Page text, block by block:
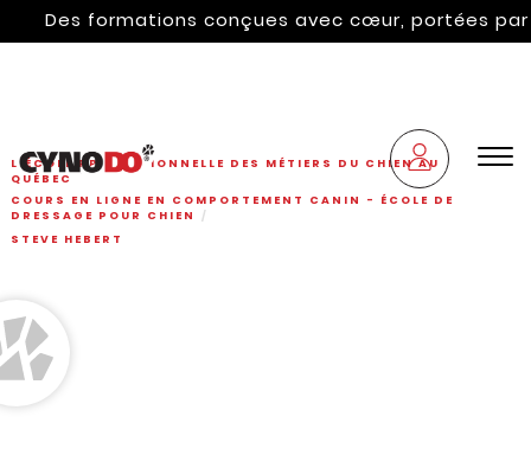
Des formations conçues avec cœur, portées par
L'ÉCOLE PROFESSIONNELLE DES MÉTIERS DU CHIEN AU
QUÉBEC
COURS EN LIGNE EN COMPORTEMENT CANIN - ÉCOLE DE
DRESSAGE POUR CHIEN
STEVE HEBERT